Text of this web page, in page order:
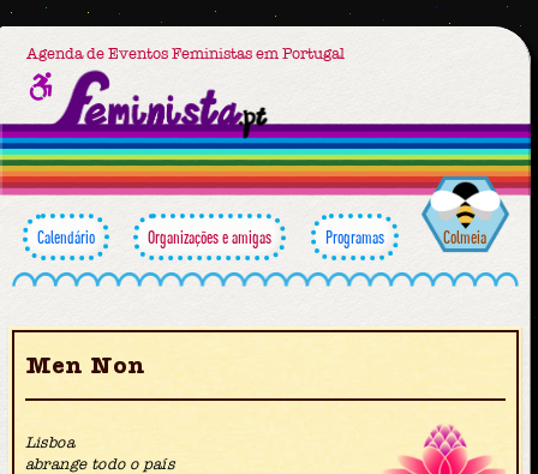
Agenda de Eventos Feministas em Portugal
Calendário Organizações e amigas Programas Colmeia
Men Non
Lisboa
abrange todo o país